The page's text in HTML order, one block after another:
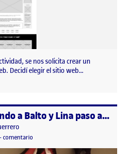
se nos solicita crear un
Decidí elegir el sitio web…
PEC 1 – Paseando a Balto y Lina paso a paso
marzo, 2023 11:51 pm
-comentario